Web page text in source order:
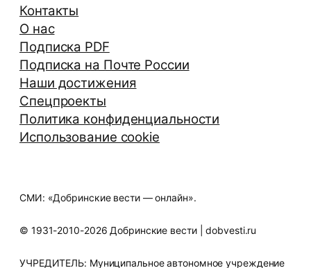
Контакты
О нас
Подписка PDF
Подписка на Почте России
Наши достижения
Спецпроекты
Политика конфиденциальности
Использование cookie
СМИ: «Добринские вести — онлайн».
© 1931-2010-2026 Добринские вести | dobvesti.ru
УЧРЕДИТЕЛЬ: Муниципальное автономное учреждение